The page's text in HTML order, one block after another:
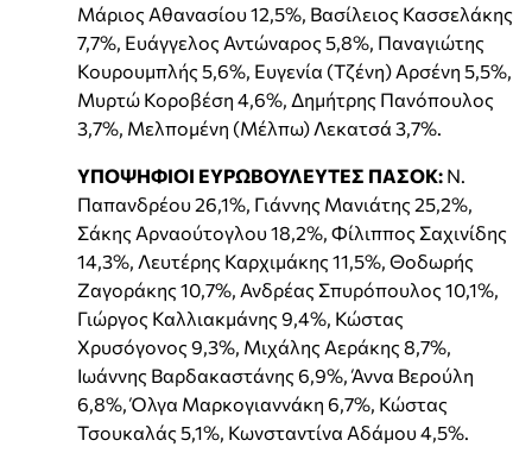
Μάριος Αθανασίου 12,5%, Βασίλειος Κασσελάκης
7,7%, Ευάγγελος Αντώναρος 5,8%, Παναγιώτης
Κουρουμπλής 5,6%, Ευγενία (Τζένη) Αρσένη 5,5%,
Μυρτώ Κοροβέση 4,6%, Δημήτρης Πανόπουλος
3,7%, Μελπομένη (Μέλπω) Λεκατσά 3,7%.
ΥΠΟΨΗΦΙΟΙ ΕΥΡΩΒΟΥΛΕΥΤΕΣ ΠΑΣΟΚ: Ν.
Παπανδρέου 26,1%, Γιάννης Μανιάτης 25,2%,
Σάκης Αρναούτογλου 18,2%, Φίλιππος Σαχινίδης
14,3%, Λευτέρης Καρχιμάκης 11,5%, Θοδωρής
Ζαγοράκης 10,7%, Ανδρέας Σπυρόπουλος 10,1%,
Γιώργος Καλλιακμάνης 9,4%, Κώστας
Χρυσόγονος 9,3%, Μιχάλης Αεράκης 8,7%,
Ιωάννης Βαρδακαστάνης 6,9%, Άννα Βερούλη
6,8%, Όλγα Μαρκογιαννάκη 6,7%, Κώστας
Τσουκαλάς 5,1%, Κωνσταντίνα Αδάμου 4,5%.